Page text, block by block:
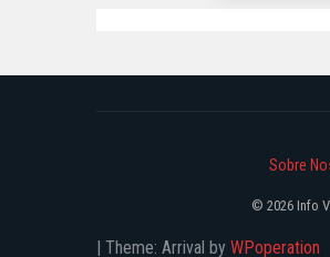
Sobre
© 2026 Info
Theme: Arrival by WPoperation